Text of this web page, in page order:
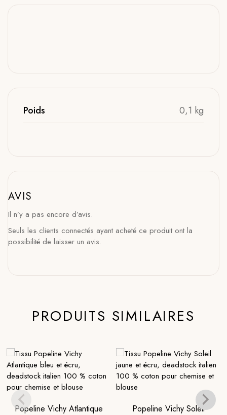
Poids 0,1 kg
AVIS
Il n’y a pas encore d’avis.
Seuls les clients connectés ayant acheté ce produit ont la
possibilité de laisser un avis.
PRODUITS SIMILAIRES
Popeline Vichy Atlantique Popeline Vichy Soleil